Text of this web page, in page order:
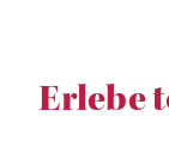
Erlebe